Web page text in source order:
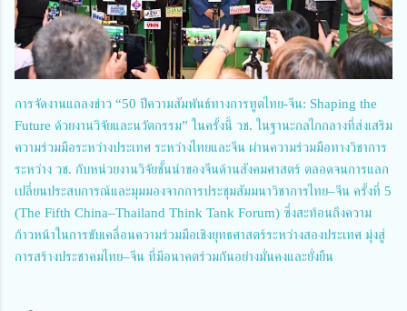
การจัดงานแถลงข่าว “50 ปีความสัมพันธ์ทางการทูตไทย-จีน: Shaping the
Future ด้วยงานวิจัยและนวัตกรรม” ในครั้งนี้ วช. ในฐานะกลไกกลางที่ส่งเสริม
ความร่วมมือระหว่างประเทศ ระหว่างไทยและจีน ผ่านความร่วมมือทางวิชาการ
ระหว่าง วช. กับหน่วยงานวิจัยชั้นนำของจีนด้านสังคมศาสตร์ ตลอดจนการแลก
เปลี่ยนประสบการณ์และมุมมองจากการประชุมสัมมนาวิชาการไทย–จีน ครั้งที่ 5
(The Fifth China–Thailand Think Tank Forum) ซึ่งสะท้อนถึงความ
ก้าวหน้าในการขับเคลื่อนความร่วมมือเชิงยุทธศาสตร์ระหว่างสองประเทศ มุ่งสู่
การสร้างประชาคมไทย–จีน ที่มีอนาคตร่วมกันอย่างมั่นคงและยั่งยืน